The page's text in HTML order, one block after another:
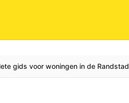
gids voor woningen in de Randstad